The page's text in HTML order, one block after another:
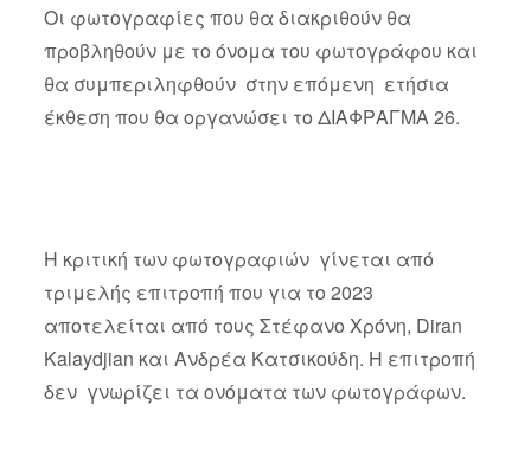
Οι φωτογραφίες που θα διακριθούν θα
προβληθούν με το όνομα του φωτογράφου και
θα συμπεριληφθούν στην επόμενη ετήσια
έκθεση που θα οργανώσει το ΔΙΑΦΡΑΓΜΑ 26.
Η κριτική των φωτογραφιών γίνεται από
τριμελής επιτροπή που για το 2023
αποτελείται από τους Στέφανο Χρόνη, Diran
Kalaydjian και Ανδρέα Κατσικούδη. Η επιτροπή
δεν γνωρίζει τα ονόματα των φωτογράφων.